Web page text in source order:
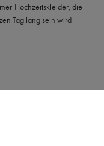
Hochzeitskleider, die
Tag lang sein wird